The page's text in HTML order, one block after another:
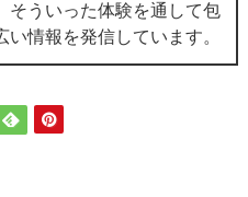
そういった体験を通して包
い情報を発信しています。